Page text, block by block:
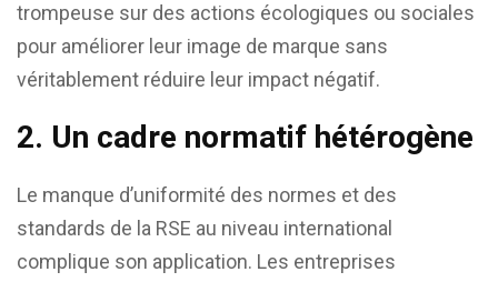
trompeuse sur des actions écologiques ou sociales
pour améliorer leur image de marque sans
véritablement réduire leur impact négatif.
2. Un cadre normatif hétérogène
Le manque d’uniformité des normes et des
standards de la RSE au niveau international
complique son application. Les entreprises